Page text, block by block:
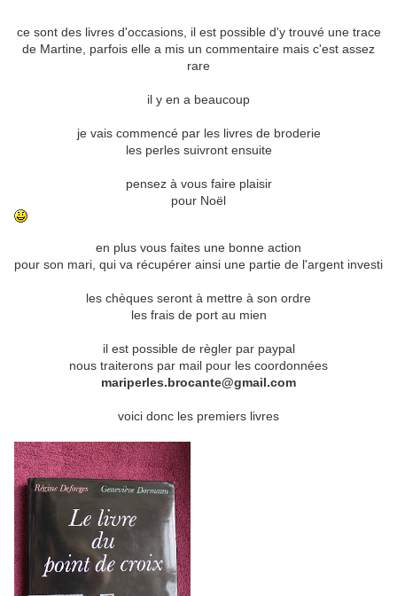
ce sont des livres d'occasions, il est possible d'y trouvé une trace
de Martine, parfois elle a mis un commentaire mais c'est assez
rare
il y en a beaucoup
je vais commencé par les livres de broderie
les perles suivront ensuite
pensez à vous faire plaisir
pour Noël
en plus vous faites une bonne action
pour son mari, qui va récupérer ainsi une partie de l'argent investi
les chèques seront à mettre à son ordre
les frais de port au mien
il est possible de règler par paypal
nous traiterons par mail pour les coordonnées
mariperles.brocante@gmail.com
voici donc les premiers livres